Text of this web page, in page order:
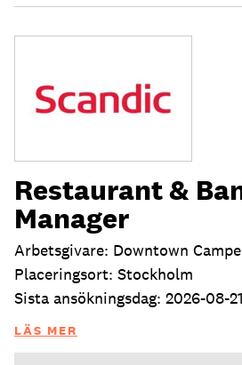
Restaurant &
Manager
Arbetsgivare: Downtown
Placeringsort: Stockholm
Sista ansökningsdag: 2026-08-21
LÄS MER